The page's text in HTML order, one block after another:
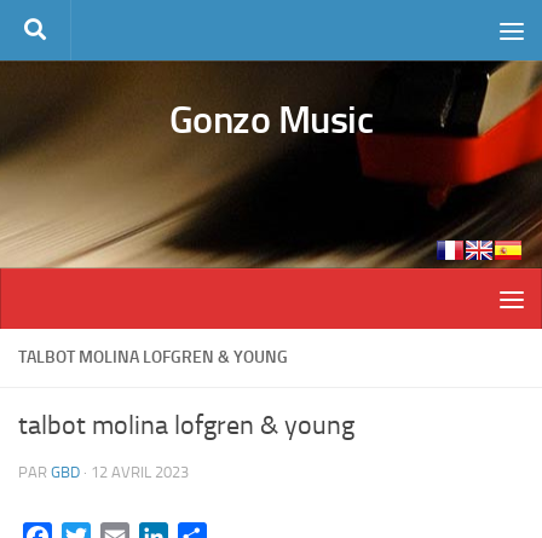
Skip to content
Gonzo Music
TALBOT MOLINA LOFGREN & YOUNG
talbot molina lofgren & young
PAR GBD · 12 AVRIL 2023